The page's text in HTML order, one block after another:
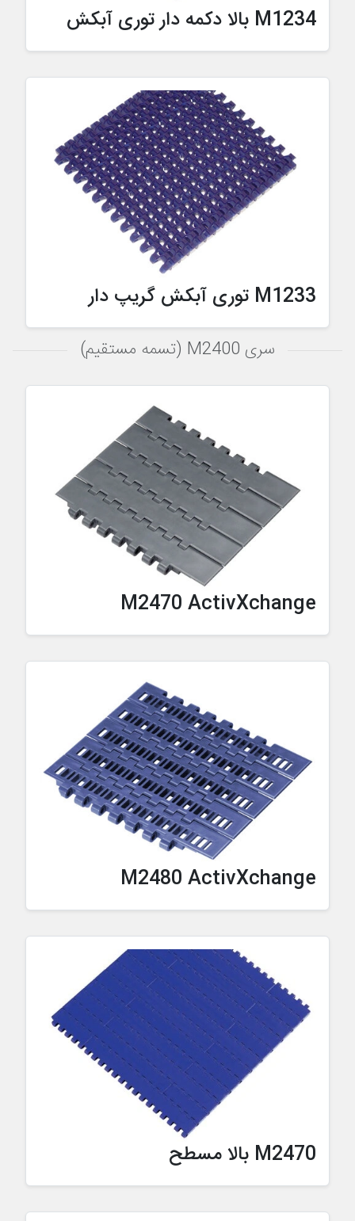
M1234 بالا دکمه دار توری آبکش
M1233 توری آبکش گریپ دار
سری M2400 (تسمه مستقیم)
M2470 ActivXchange
M2480 ActivXchange
M2470 بالا مسطح